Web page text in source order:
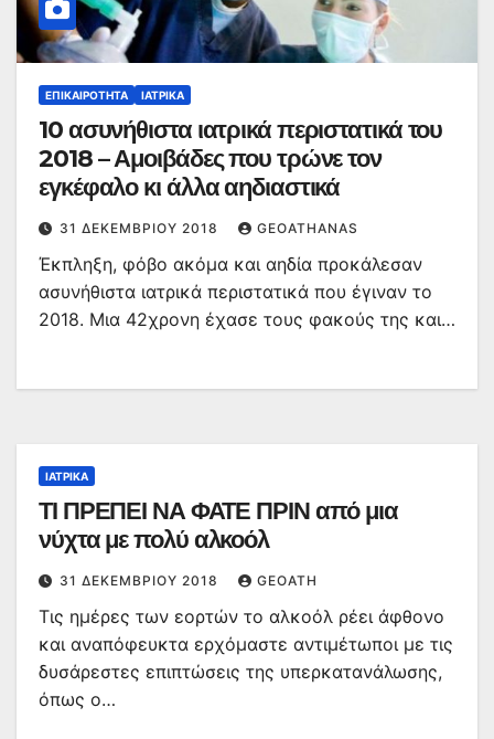
ΕΠΙΚΑΙΡΌΤΗΤΑ ΙΑΤΡΙΚΆ
10 ασυνήθιστα ιατρικά περιστατικά του
2018 – Αμοιβάδες που τρώνε τον
εγκέφαλο κι άλλα αηδιαστικά
31 ΔΕΚΕΜΒΡΊΟΥ 2018 GEOATHANAS
Έκπληξη, φόβο ακόμα και αηδία προκάλεσαν
ασυνήθιστα ιατρικά περιστατικά που έγιναν το
2018. Μια 42χρονη έχασε τους φακούς της και…
ΙΑΤΡΙΚΆ
ΤΙ ΠΡΕΠΕΙ ΝΑ ΦΑΤΕ ΠΡΙΝ από μια
νύχτα με πολύ αλκοόλ
31 ΔΕΚΕΜΒΡΊΟΥ 2018 GEOATH
Τις ημέρες των εορτών το αλκοόλ ρέει άφθονο
και αναπόφευκτα ερχόμαστε αντιμέτωποι με τις
δυσάρεστες επιπτώσεις της υπερκατανάλωσης,
όπως ο…